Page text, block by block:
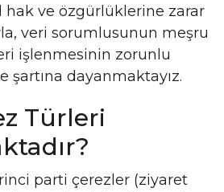
hak ve özgürlüklerine zarar
veri sorumlusunun meşru
işlenmesinin zorunlu
şartına dayanmaktayız.
Türleri
parti çerezler (ziyaret